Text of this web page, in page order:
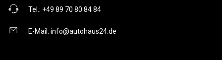
Tel.: +49 89 70 80 84 84
E-Mail: info@autohaus24.de